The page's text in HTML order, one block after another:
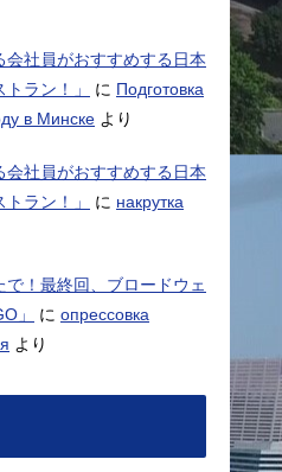
会社員がおすすめする日本
ラン！」
に Подготовка
в Минске より
会社員がおすすめする日本
ラン！」
に накрутка
で！最終回、ブロードウェ
」
に опрессовка
より